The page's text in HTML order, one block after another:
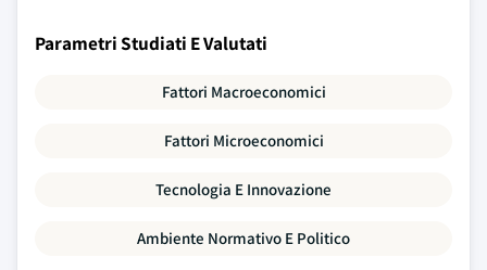
Parametri Studiati E Valutati
Fattori Macroeconomici
Fattori Microeconomici
Tecnologia E Innovazione
Ambiente Normativo E Politico